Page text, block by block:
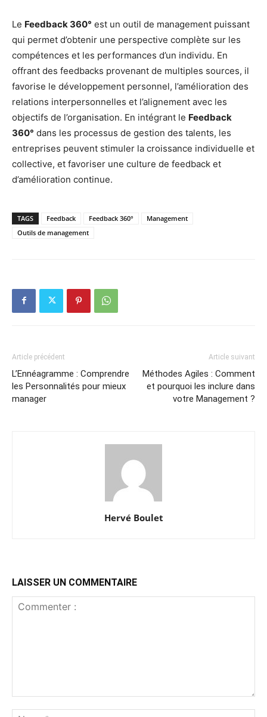
Le Feedback 360° est un outil de management puissant
qui permet d’obtenir une perspective complète sur les
compétences et les performances d’un individu. En
offrant des feedbacks provenant de multiples sources, il
favorise le développement personnel, l’amélioration des
relations interpersonnelles et l’alignement avec les
objectifs de l’organisation. En intégrant le Feedback
360° dans les processus de gestion des talents, les
entreprises peuvent stimuler la croissance individuelle et
collective, et favoriser une culture de feedback et
d’amélioration continue.
TAGS Feedback Feedback 360°
Management
Outils de management
Article précédent
L’Ennéagramme : Comprendre
les Personnalités pour mieux
manager
Article suivant
Méthodes Agiles : Comment
et pourquoi les inclure dans
votre Management ?
Hervé Boulet
LAISSER UN COMMENTAIRE